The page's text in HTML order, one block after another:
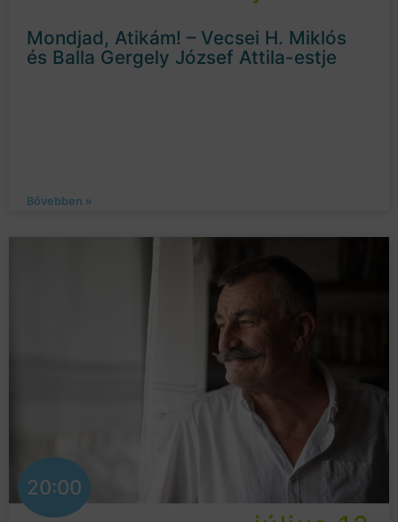
Mondjad, Atikám! – Vecsei H. Miklós
és Balla Gergely József Attila-estje
Bővebben »
20:00